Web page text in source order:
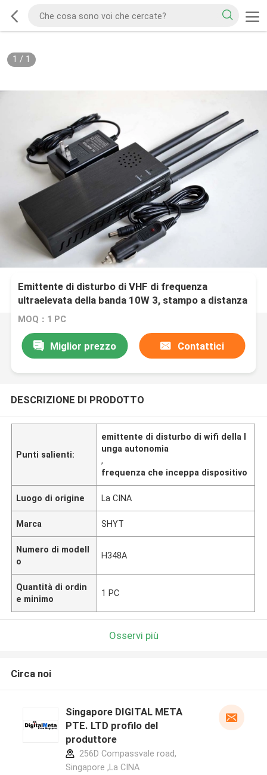
1 / 1
Emittente di disturbo di VHF di frequenza
ultraelevata della banda 10W 3, stampo a distanza
del segnale dell'automobile 3 ore di orario di
MOQ：1 PC
Miglior prezzo Contattici
DESCRIZIONE DI PRODOTTO
Punti salienti:
emittente di disturbo di wifi della l
unga autonomia
,
frequenza che inceppa dispositivo
Luogo di origine La CINA
Marca SHYT
Numero di modell
o
H348A
Quantità di ordin
e minimo
1 PC
Osservi più
Circa noi
Singapore DIGITAL META
PTE. LTD profilo del
produttore
256D Compassvale road,
Singapore ,La CINA